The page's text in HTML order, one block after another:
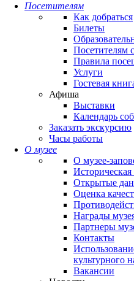
Посетителям
Как добраться
Билеты
Посетителям
Правила
Услуги
Гостевая
Афиша
Выставки
Календарь
Заказать экскурсию
Часы работы
О музее
О музее-
Историческая
Открытые
Оценка
Награды
Партнеры
Контакты
культурного
Вакансии